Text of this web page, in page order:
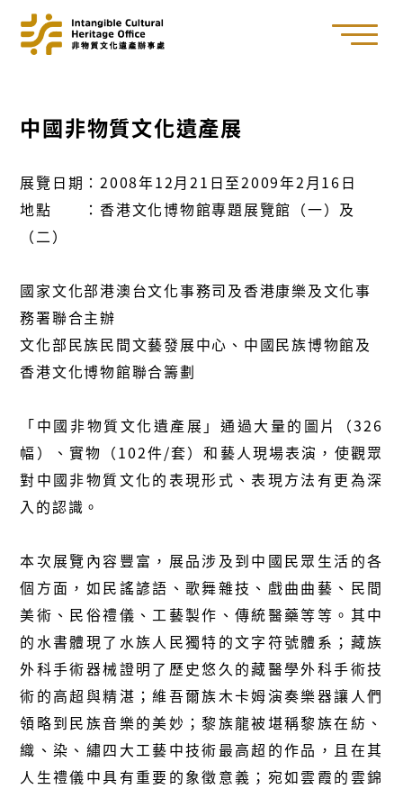
中國非物質文化遺產展
展覽日期：2008年12月21日至2009年2月16日
地點 ：香港文化博物館專題展覽館（一）及
（二）
國家文化部港澳台文化事務司及香港康樂及文化事
務署聯合主辦
文化部民族民間文藝發展中心、中國民族博物館及
香港文化博物館聯合籌劃
「中國非物質文化遺產展」通過大量的圖片（326
幅）、實物（102件/套）和藝人現場表演，使觀眾
對中國非物質文化的表現形式、表現方法有更為深
入的認識。
本次展覽內容豐富，展品涉及到中國民眾生活的各
個方面，如民謠諺語、歌舞雜技、戲曲曲藝、民間
美術、民俗禮儀、工藝製作、傳統醫藥等等。其中
的水書體現了水族人民獨特的文字符號體系；藏族
外科手術器械證明了歷史悠久的藏醫學外科手術技
術的高超與精湛；維吾爾族木卡姆演奏樂器讓人們
領略到民族音樂的美妙；黎族龍被堪稱黎族在紡、
織、染、繡四大工藝中技術最高超的作品，且在其
人生禮儀中具有重要的象徵意義；宛如雲霞的雲錦